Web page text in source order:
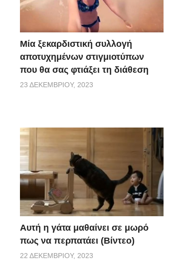
Μία ξεκαρδιστική συλλογή
αποτυχημένων στιγμιοτύπων
που θα σας φτιάξει τη διάθεση
23 ΔΕΚΕΜΒΡΊΟΥ, 2023
Αυτή η γάτα μαθαίνει σε μωρό
πως να περπατάει (Βίντεο)
22 ΔΕΚΕΜΒΡΊΟΥ, 2023